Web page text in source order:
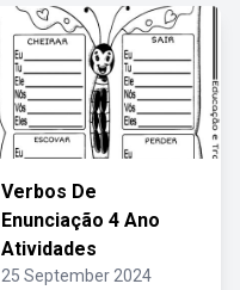
Verbos De
Enunciação 4 Ano
Atividades
25 September 2024